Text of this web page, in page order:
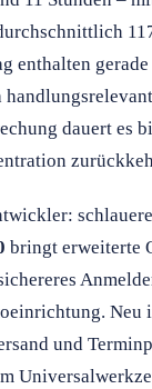
enthalten
dauert es
bringt erweiterte
Neu
und